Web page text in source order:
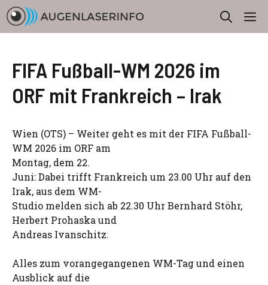
Zum
Inhalt
springen
FIFA Fußball-WM 2026 im
ORF mit Frankreich – Irak
Wien (OTS) – Weiter geht es mit der FIFA Fußball-
WM 2026 im ORF am
Montag, dem 22.
Juni: Dabei trifft Frankreich um 23.00 Uhr auf den
Irak, aus dem WM-
Studio melden sich ab 22.30 Uhr Bernhard Stöhr,
Herbert Prohaska und
Andreas Ivanschitz.
Alles zum vorangegangenen WM-Tag und einen
Ausblick auf die